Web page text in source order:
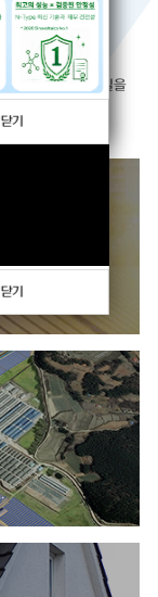
를 통하여 제품의 질을
닫기
닫기
닫기